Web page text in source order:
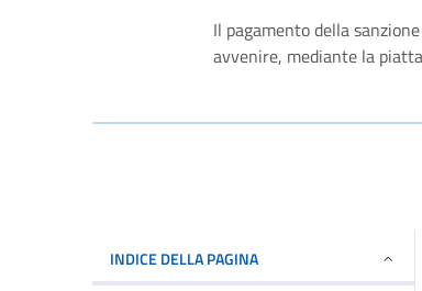
Il pagamento della
avvenire, mediante la
INDICE DELLA PAGINA